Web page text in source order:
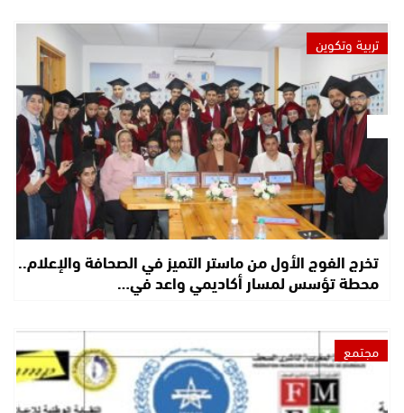
تربية وتكوين
تخرج الفوج الأول من ماستر التميز في الصحافة والإعلام..
محطة تؤسس لمسار أكاديمي واعد في…
مجتمع